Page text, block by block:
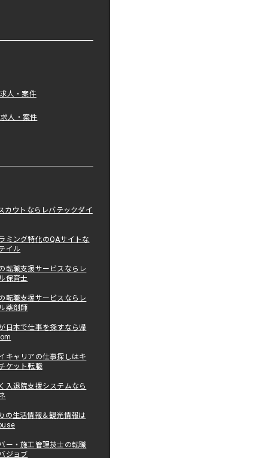
人・案件
人・案件
カウトならレバテックダイ
ミング特化のQAサイトな
イル
転職支援サービスならレ
保育士
転職支援サービスならレ
薬剤師
日本で仕事を探すなら帰
キャリアの仕事探しはキ
ケット転職
入退院支援システムなら
の生活情報＆観光情報は
ー・施工管理技士の転職
ジョブ